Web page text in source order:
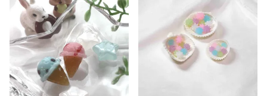
イクスイーツ #ミニチュア #ピ
アス #ビーズ #粘土 #スイーツ
デコ
クスイーツ